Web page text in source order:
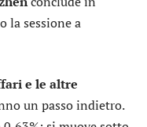
la sessione a
e le altre
un passo indietro.